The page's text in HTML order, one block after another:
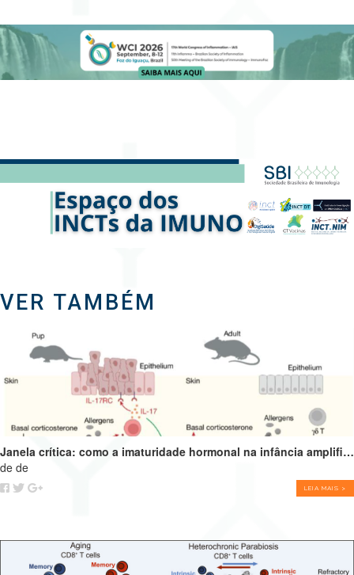
VER TAMBÉM
Janela crítica: como a imaturidade hormonal na infância amplifica alergias e programa o futuro do sistema imune
de de
LEIA MAIS >